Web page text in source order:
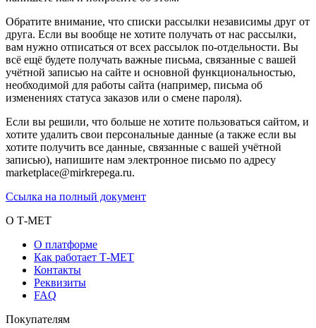
Обратите внимание, что списки рассылки независимы друг от
друга. Если вы вообще не хотите получать от нас рассылки,
вам нужно отписаться от всех рассылок по-отдельности. Вы
всё ещё будете получать важные письма, связанные с вашей
учётной записью на сайте и основной функциональностью,
необходимой для работы сайта (например, письма об
изменениях статуса заказов или о смене пароля).
Если вы решили, что больше не хотите пользоваться сайтом, и
хотите удалить свои персональные данные (а также если вы
хотите получить все данные, связанные с вашей учётной
записью), напишите нам электронное письмо по адресу
marketplace@mirkrepega.ru.
Ссылка на полный документ
О Т-МЕТ
О платформе
Как работает Т-МЕТ
Контакты
Реквизиты
FAQ
Покупателям